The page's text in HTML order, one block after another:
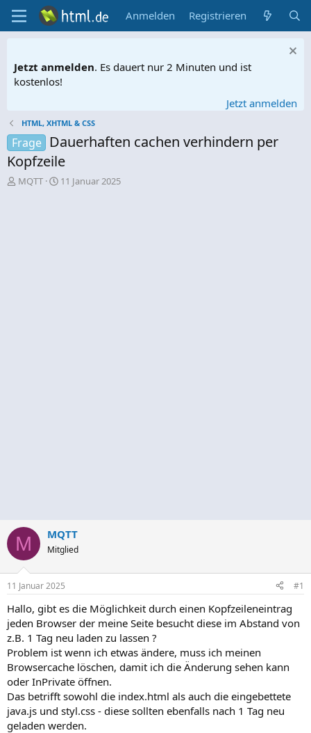
Anmelden Registrieren
Jetzt anmelden. Es dauert nur 2 Minuten und ist
kostenlos!
Jetzt anmelden
HTML, XHTML & CSS
Frage
Dauerhaften cachen verhindern per
Kopfzeile
E
MQTT
E11 Januar 2025
M MQTT
Mitglied
11 Januar 2025 #1
Hallo, gibt es die Möglichkeit durch einen Kopfzeileneintrag
jeden Browser der meine Seite besucht diese im Abstand von
z.B. 1 Tag neu laden zu lassen ?
Problem ist wenn ich etwas ändere, muss ich meinen
Browsercache löschen, damit ich die Änderung sehen kann
oder InPrivate öffnen.
Das betrifft sowohl die index.html als auch die eingebettete
java.js und styl.css - diese sollten ebenfalls nach 1 Tag neu
geladen werden.